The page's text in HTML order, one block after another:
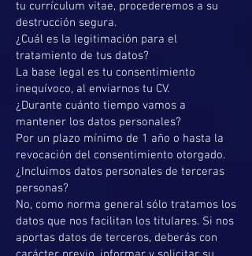
tu currículum vitae, procederemos a su
destrucción segura.
¿Cuál es la legitimación para el
tratamiento de tus datos?
La base legal es tu consentimiento
inequívoco, al enviarnos tu CV.
¿Durante cuánto tiempo vamos a
mantener los datos personales?
Por un plazo mínimo de 1 año o hasta la
revocación del consentimiento otorgado.
¿Incluimos datos personales de terceras
personas?
No, como norma general sólo tratamos los
datos que nos facilitan los titulares. Si nos
aportas datos de terceros, deberás con